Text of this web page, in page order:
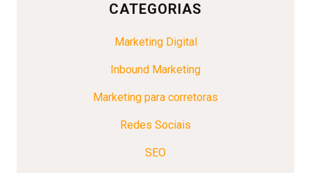
CATEGORIAS
Marketing Digital
Inbound Marketing
Marketing para corretoras
Redes Sociais
SEO